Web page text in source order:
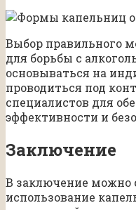
Выбор правильного
для борьбы с
основываться на
проводиться под
специалистов для
эффективности и
Заключение
В заключение можно
использование